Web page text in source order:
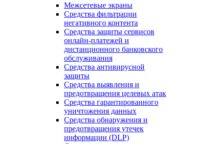
Межсетевые экраны
Средства фильтрации
негативного контента
Средства защиты сервисов
онлайн-платежей и
дистанционного банковского
обслуживания
Средства антивирусной
защиты
Средства выявления и
предотвращения целевых атак
Средства гарантированного
уничтожения данных
Средства обнаружения и
предотвращения утечек
информации (DLP)